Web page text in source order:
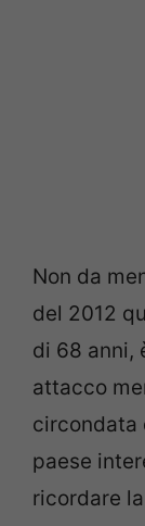
Non da
del 2012
di 68 anni,
attacco
circondata
paese
ricordare